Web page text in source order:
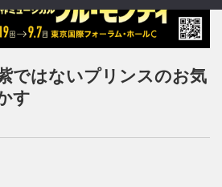
n
a
v
i
g
o
ではないプリンスのお気
す